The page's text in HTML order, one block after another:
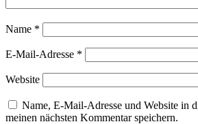
Name *
E-Mail-Adresse *
Website
Name, E-Mail-Adresse und Website in
meinen nächsten Kommentar speichern.